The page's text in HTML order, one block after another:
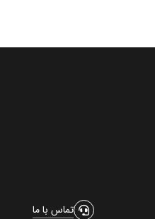
تماس با ما